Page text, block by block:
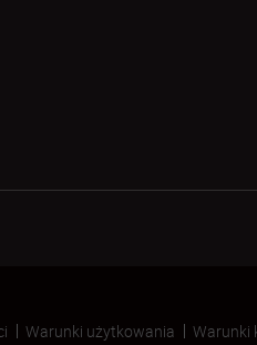
Warunki użytkowania Warunki